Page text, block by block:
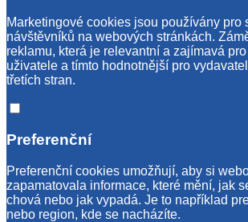
Marketingové cookies jsou používány pro
návštěvníků na webových stránkách.
reklamu, která je relevantní a zajímavá
uživatele a tímto hodnotnější pro
třetích stran.
Preferenční
Preferenční cookies umožňují, aby si
zapamatovala informace, které mění, jak
chová nebo jak vypadá. Je to například
nebo region, kde se nacházíte.